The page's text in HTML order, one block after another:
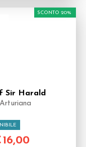
Sir Harald
SCONTO 20%
16,00